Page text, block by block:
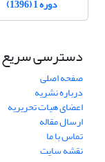
دوره 1 (1396)
دسترسی سریع
صفحه اصلی
درباره نشریه
اعضای هیات تحریریه
ارسال مقاله
تماس با ما
نقشه سایت